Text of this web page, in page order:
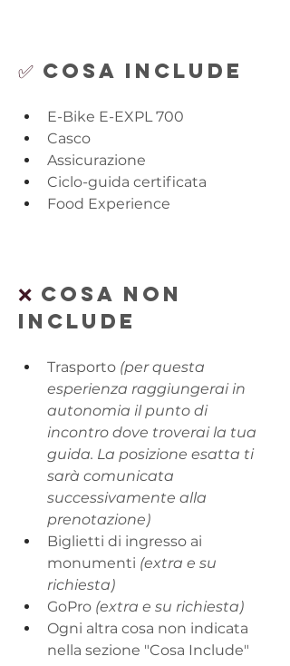
✅ Cosa Include
E-Bike E-EXPL 700
Casco
Assicurazione
Ciclo-guida certificata
Food Experience
❌ Cosa non
Include
Trasporto (per questa
esperienza raggiungerai in
autonomia il punto di
incontro dove troverai la tua
guida. La posizione esatta ti
sarà comunicata
successivamente alla
prenotazione)
Biglietti di ingresso ai
monumenti (extra e su
richiesta)
GoPro (extra e su richiesta)
Ogni altra cosa non indicata
nella sezione "Cosa Include"